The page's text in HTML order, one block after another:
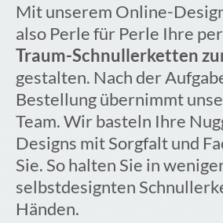
Mit unserem Online-
also Perle für Perle Ihre
Traum-Schnullerketten
gestalten. Nach der
Bestellung übernimmt
Team. Wir basteln Ihre
Designs mit Sorgfalt und
Sie. So halten Sie in
selbstdesignten
Händen.